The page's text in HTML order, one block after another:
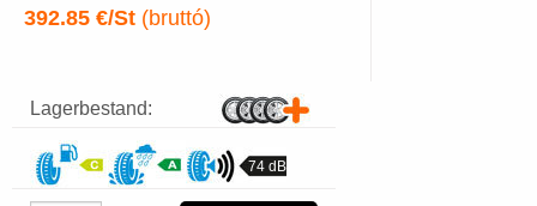
392.85 €/St (bruttó)
Lagerbestand:
74 dB